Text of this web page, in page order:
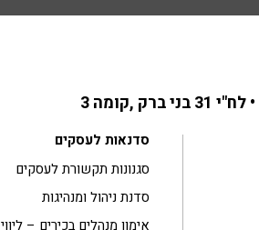
• לח"י 31 בני ברק ,קומה 3
סדנאות לעסקים
סגנונות תקשורת לעסקים
סדנת ניהול ומנהיגות
אימון מנהלים בכירים – ליווי